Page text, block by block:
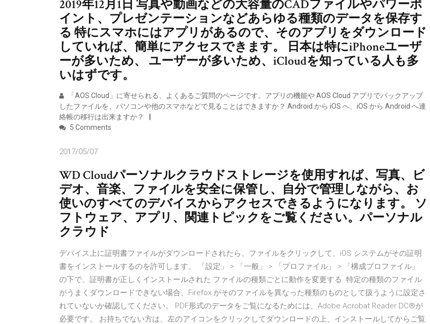
2019年12月1日 写真や動画などの大容量のCADファイルやパワーポ
イント、プレゼンテーションなどあらゆる種類のデータを保存す
る 特にスマホにはアプリがあるので、そのアプリをダウンロード
していれば、簡単にアクセスできます。 日本は特にiPhoneユーザ
ーが多いため、 ユーザーが多いため、iCloudを知っている人も多
いはずです。
「AOS Cloud」に寄せられる、よくあるご質問のページです。アプリの機能や AOS Cloud アプリでバックアップ
したファイルを、パソコンや他のスマホなどで見ることはできますか？ Android から iOS へ、iOS から Android へ連
絡帳の移行は出来ますか？
5 Comments
2017/05/07
WD Cloudパーソナルクラウドストレージを使用すれば、写真、ビ
デオ、音楽、ファイルを安全に保管し、自分で管理しながら、お
使いのすべてのデバイスからアクセスできるようになります。 ソ
フトウェア、アプリ、関連トピックをご覧ください。パーソナル
クラウド
デバイス上に証明書ファイルがダウンロードされたら、ファイルをクリックして、iOS システムがその証明
書をインストールするのを許可します。 「設定」 > 「一般」 > 「プロファイル」 > 「構成プロファイル」
の下で、証明書が正しくインストールされた ファイルの種類ごとに動作を変更する. 特定の種類のファイル
がうまくダウンロードできない場合、Firefox がそのファイルを異なった種類のものとして扱うように設定さ
れていないか確認してください。 PDF形式のデータをご覧になるためには、Adobe Acrobat Reader DC®が
必要です。 お持ちでない方は、左のアイコンをクリックしてダウンロードの上、インストールしてからご覧